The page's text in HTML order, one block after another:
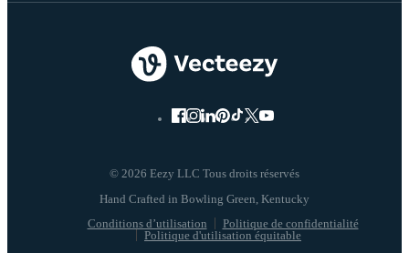
© 2026 Eezy LLC Tous droits réservés
Conditions d’utilisation
Politique de confidentialité
Politique d'utilisation équitable